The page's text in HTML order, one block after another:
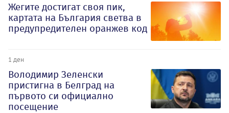
Жегите достигат своя пик,
картата на България светва в
предупредителен оранжев код
1 ден
Володимир Зеленски
пристигна в Белград на
първото си официално
посещение